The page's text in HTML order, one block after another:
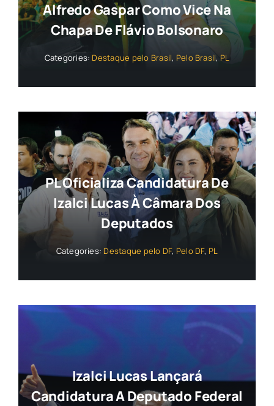
Alfredo Gaspar Como Vice Na
Chapa De Flávio Bolsonaro
Categories: Destaque pelo Brasil, Pelo Brasil, PL
PL Oficializa Candidatura De
Izalci Lucas À Câmara Dos
Deputados
Categories: Destaque pelo DF, Pelo DF, PL
Izalci Lucas Lançará
Candidatura A Deputado Federal